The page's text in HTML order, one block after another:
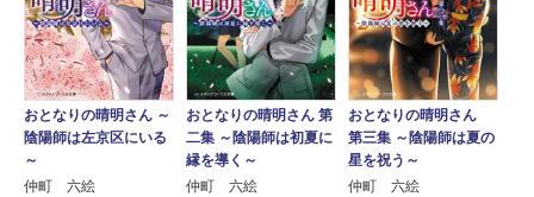
おとなりの晴明さん ～
陰陽師は左京区にいる
～
仲町 六絵
おとなりの晴明さん 第
二集 ～陰陽師は初夏に
縁を導く～
仲町 六絵
おとなりの晴明さん
第三集 ～陰陽師は夏の
星を祝う～
仲町 六絵